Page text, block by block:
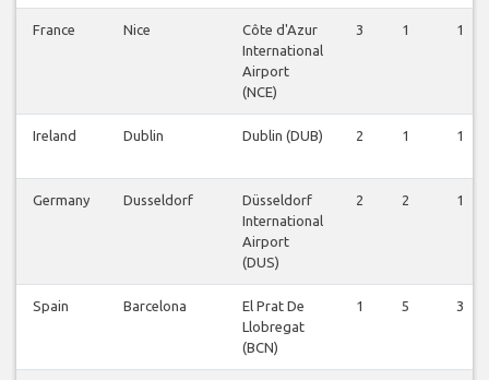
France Nice
Côte d'Azur
International
Airport
(NCE)
3 1 1
Ireland Dublin Dublin (DUB) 2 1 1
Germany Dusseldorf
Düsseldorf
International
Airport
(DUS)
2 2 1
Spain Barcelona
El Prat De
Llobregat
(BCN)
1 5 3